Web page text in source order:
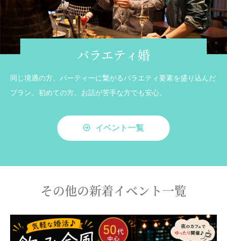
バラエティ婚
同じ境遇の方、パーティーに繋がるバラエティ要素を盛り込んだ
プラン。初めての方、お話が苦手な方でも安心。
イベント一覧
その他の新着イベント一覧